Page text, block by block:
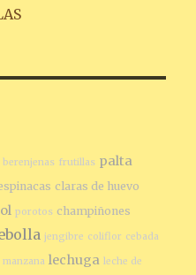
berenjenas frutillas palta
claras de huevo
porotos champiñones
jengibre coliflor cebada
lechuga leche de